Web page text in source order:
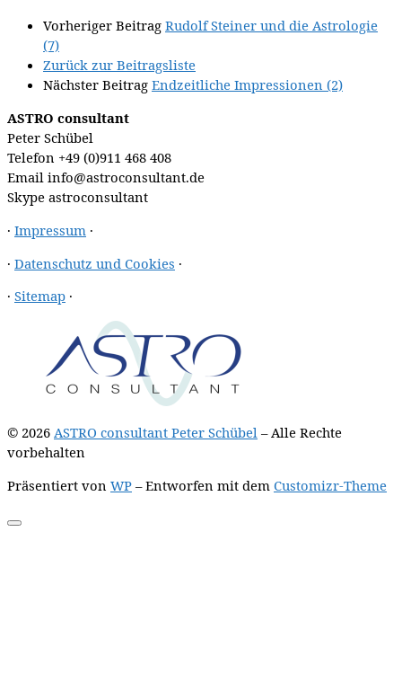
Vorheriger Beitrag Rudolf Steiner und die Astrologie
(7)
Zurück zur Beitragsliste
Nächster Beitrag Endzeitliche Impressionen (2)
ASTRO consultant
Peter Schübel
Telefon +49 (0)911 468 408
Email info@astroconsultant.de
Skype astroconsultant
· Impressum ·
· Datenschutz und Cookies ·
· Sitemap ·
© 2026 ASTRO consultant Peter Schübel – Alle Rechte
vorbehalten
Präsentiert von WP – Entworfen mit dem Customizr-Theme